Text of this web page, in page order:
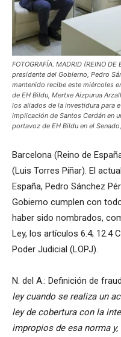
FOTOGRAFÍA. MADRID (REINO
presidente del Gobierno, Pedro
mantenido recibe este miércoles
de EH Bildu, Mertxe Aizpurua
los aliados de la investidura para
implicación de Santos Cerdán en
portavoz de EH Bildu en el
Barcelona (Reino de
(Luis Torres Píñar). El
España, Pedro Sánchez
Gobierno cumplen con
haber sido nombrados,
Ley, los artículos 6.4; 12.4
Poder Judicial (LOPJ).
N. del A.: Definición de
ley cuando se realiza un
ley de cobertura con la
impropios de esa norma